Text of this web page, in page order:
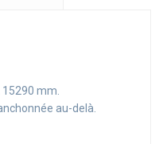
15290 mm.
au-delà.